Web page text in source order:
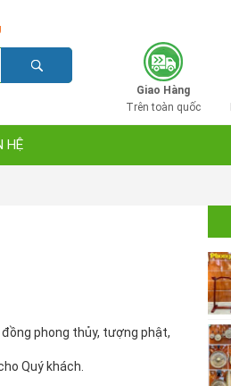
Giao Hàng
Trên toàn quốc
HỆ
phong thủy, tượng phật,
Quý khách.